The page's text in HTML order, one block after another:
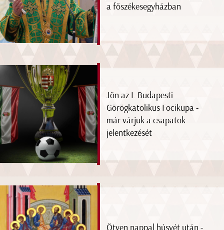
a főszékesegyházban
Jön az I. Budapesti
Görögkatolikus Focikupa -
már várjuk a csapatok
jelentkezését
Ötven nappal húsvét után -